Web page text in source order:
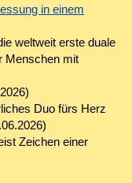
in einem
weltweit erste duale
Menschen mit
Duo fürs Herz
Zeichen einer